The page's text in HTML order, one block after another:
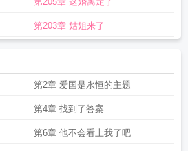
第203章 姑姐来了
第2章 爱国是永恒的主题
第4章 找到了答案
第6章 他不会看上我了吧